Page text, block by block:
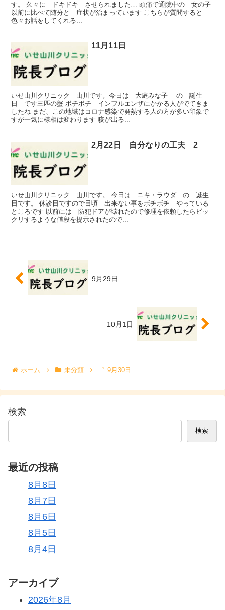
す。 久々に ドキドキ させられました… 頭痛で通院中の 女の子
以前に比べて随分と 症状が治まっています こちらが質問すると
色々お話をしてくれる...
11月11日
いせ山川クリニック 山川です。今日は 大庭みな子 の 誕生
日 です三匹の蟹 ボチボチ インフルエンザにかかる人がでてきま
したね まだ、この地域はコロナ感染で発熱する人の方が多い印象で
すが一気に様相は変わります 咳が出る...
2月22日 自分なりの工夫 2
いせ山川クリニック 山川です。 今日は ニキ・ラウダ の 誕生
日です。 休診日ですので日頃 出来ない事をボチボチ やっている
ところです 以前には 防犯ドアが壊れたので修理を依頼したらビッ
クリするような値段を提示されたので...
9月29日
10月1日
ホーム 未分類 9月30日
検索
検索
最近の投稿
8月8日
8月7日
8月6日
8月5日
8月4日
アーカイブ
2026年8月